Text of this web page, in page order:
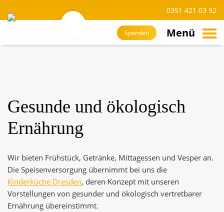
Zum
suchen 0351 421 03 92
Spenden Menü
Gesunde und ökologisch
Ernährung
Wir bieten Frühstück, Getränke, Mittagessen und Vesper an.
Die Speisenversorgung übernimmt bei uns die
Kinderküche Dresden, deren Konzept mit unseren
Vorstellungen von gesunder und ökologisch vertretbarer
Ernährung übereinstimmt.